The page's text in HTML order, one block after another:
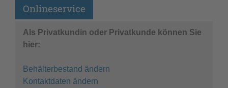
Onlineservice
Als Privatkundin oder Privatkunde können Sie
hier:
Behälterbestand ändern
Kontaktdaten ändern